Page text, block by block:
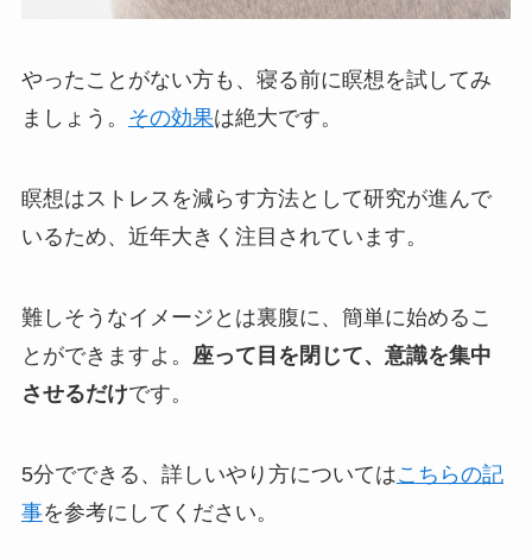
やったことがない方も、寝る前に瞑想を試してみ
ましょう。 その効果は絶大です。
瞑想はストレスを減らす方法として研究が進んで
いるため、近年大きく注目されています。
難しそうなイメージとは裏腹に、簡単に始めるこ
とができますよ。 座って目を閉じて、意識を集中
させるだけです。
5分でできる、詳しいやり方についてはこちらの記
事を参考にしてください。